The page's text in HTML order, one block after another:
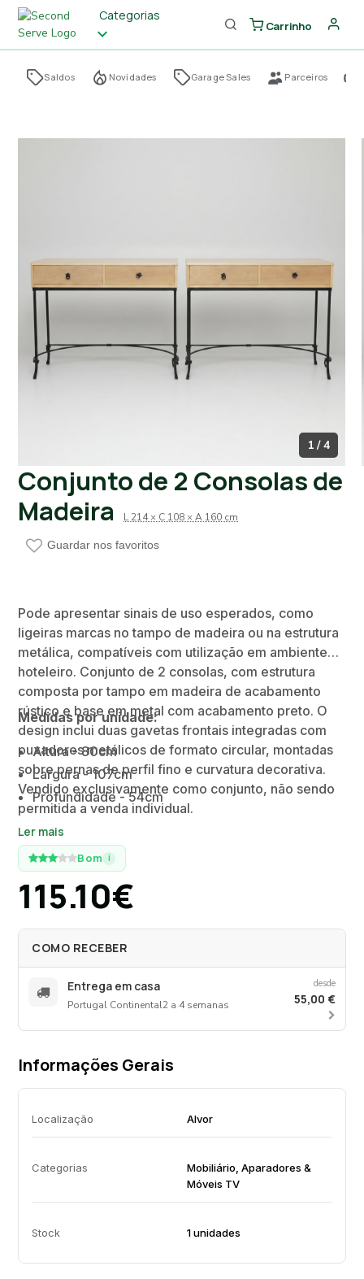
Categorias
Carrinho
Saldos Novidades Garage Sales Parceiros
1 / 4
Conjunto de 2 Consolas de
Madeira
L 214 × C 108 × A 160 cm
Guardar nos favoritos
Pode apresentar sinais de uso esperados, como
ligeiras marcas no tampo de madeira ou na estrutura
metálica, compatíveis com utilização em ambiente
hoteleiro. Conjunto de 2 consolas, com estrutura
composta por tampo em madeira de acabamento
rústico e base em metal com acabamento preto. O
design inclui duas gavetas frontais integradas com
puxadores metálicos de formato circular, montadas
sobre pernas de perfil fino e curvatura decorativa.
Vendido exclusivamente como conjunto, não sendo
permitida a venda individual.
Medidas por unidade:
Altura - 80cm
Largura - 107cm
Profundidade - 54cm
Ler mais
Bom i
115.10€
COMO RECEBER
Entrega em casa
Portugal Continental2 a 4 semanas
desde
55,00 €
Informações Gerais
Localização Alvor
Categorias
Mobiliário, Aparadores &
Móveis TV
Stock 1 unidades